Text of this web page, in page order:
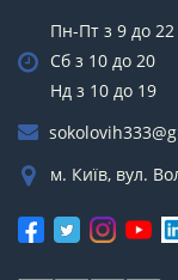
Пн-Пт з 9 до 22
Сб з 10 до 20
Нд з 10 до 19
м. Київ, вул.